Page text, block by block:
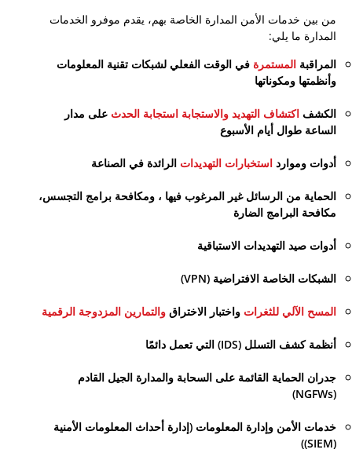
من بين خدمات الأمن المدارة الخاصة بهم، يقدم موفرو الخدمات
المدارة ما يلي:
المراقبة المستمرة في الوقت الفعلي لشبكات تقنية المعلومات
وأنظمتها ومكوناتها
الكشف اكتشاف التهديد والاستجابة استجابة الحدث على مدار
الساعة طوال أيام الأسبوع
أدوات وموارد استخبارات التهديدات الرائدة في الصناعة
الحماية من الرسائل غير المرغوب فيها ، ومكافحة برامج التجسس،
مكافحة البرامج الضارة
أدوات صيد التهديدات الاستباقية
الشبكات الخاصة الافتراضية (VPN)
المسح الآلي للثغرات واختبار الاختراق والتمارين المزدوجة الرقمية
أنظمة كشف التسلل (IDS) التي تعمل دائمًا
جدران الحماية القائمة على السحابة والمدارة الجيل القادم
(NGFWs)
خدمات الأمن وإدارة المعلومات (إدارة أحداث المعلومات الأمنية
(SIEM))